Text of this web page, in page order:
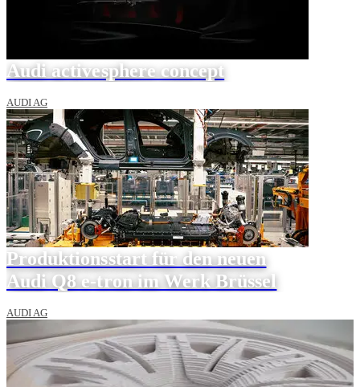
Audi activesphere concept
AUDI AG
Produktionsstart für den neuen
Audi Q8 e-tron im Werk Brüssel
AUDI AG